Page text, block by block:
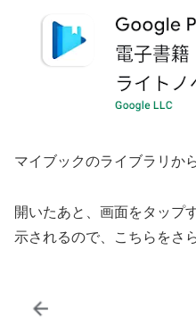
マイブックのライブラリか
開いたあと、画面をタップ
示されるので、こちらをさ